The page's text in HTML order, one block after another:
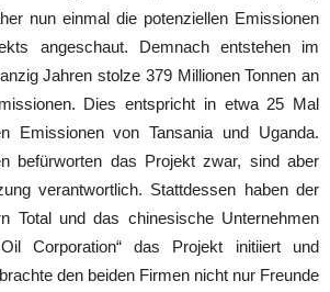
nun einmal die potenziellen Emissionen
angeschaut. Demnach entstehen im
Jahren stolze 379 Millionen Tonnen an
Dies entspricht in etwa 25 Mal
Emissionen von Tansania und Uganda.
befürworten das Projekt zwar, sind aber
verantwortlich. Stattdessen haben der
Total und das chinesische Unternehmen
Corporation“ das Projekt initiiert und
den beiden Firmen nicht nur Freunde